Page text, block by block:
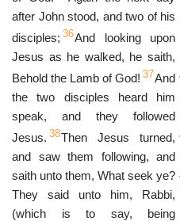
after John stood, and two of his
disciples; 36And looking upon
Jesus as he walked, he saith,
Behold the Lamb of God! 37And
the two disciples heard him
speak, and they followed
Jesus. 38Then Jesus turned,
and saw them following, and
saith unto them, What seek ye?
They said unto him, Rabbi,
(which is to say, being